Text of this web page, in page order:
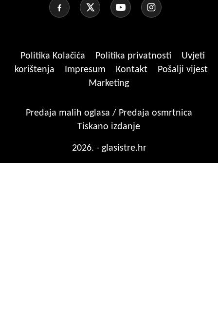
Politika Kolačića Politika privatnosti
Uvjeti
korištenja
Impresum Kontakt
Pošalji vijest
Marketing
Predaja malih oglasa / Predaja osmrtnica
Tiskano izdanje
2026. - glasistre.hr